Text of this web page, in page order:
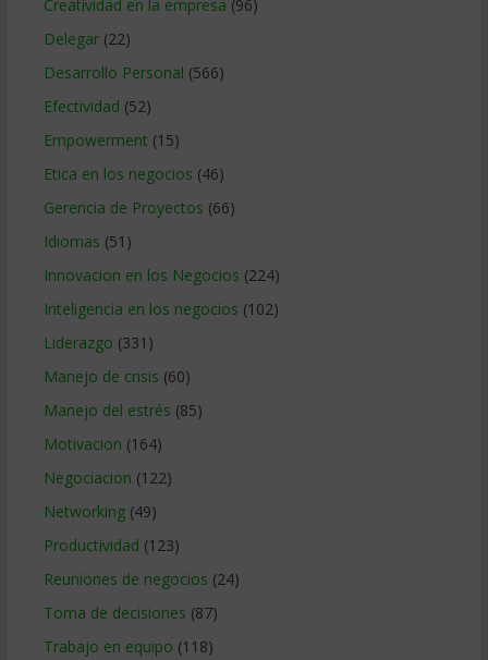
Creatividad en la empresa (96)
Delegar(22)
Desarrollo Personal (566)
Efectividad (52)
Empowerment (15)
Etica en los negocios (46)
Gerencia de Proyectos (66)
Idiomas (51)
Innovacion en los Negocios (224)
Inteligencia en los negocios (102)
Liderazgo (331)
Manejo de crisis (60)
Manejo del estrés (85)
Motivacion (164)
Negociacion (122)
Networking(49)
Productividad (123)
Reuniones de negocios (24)
Toma de decisiones (87)
Trabajo en equipo (118)